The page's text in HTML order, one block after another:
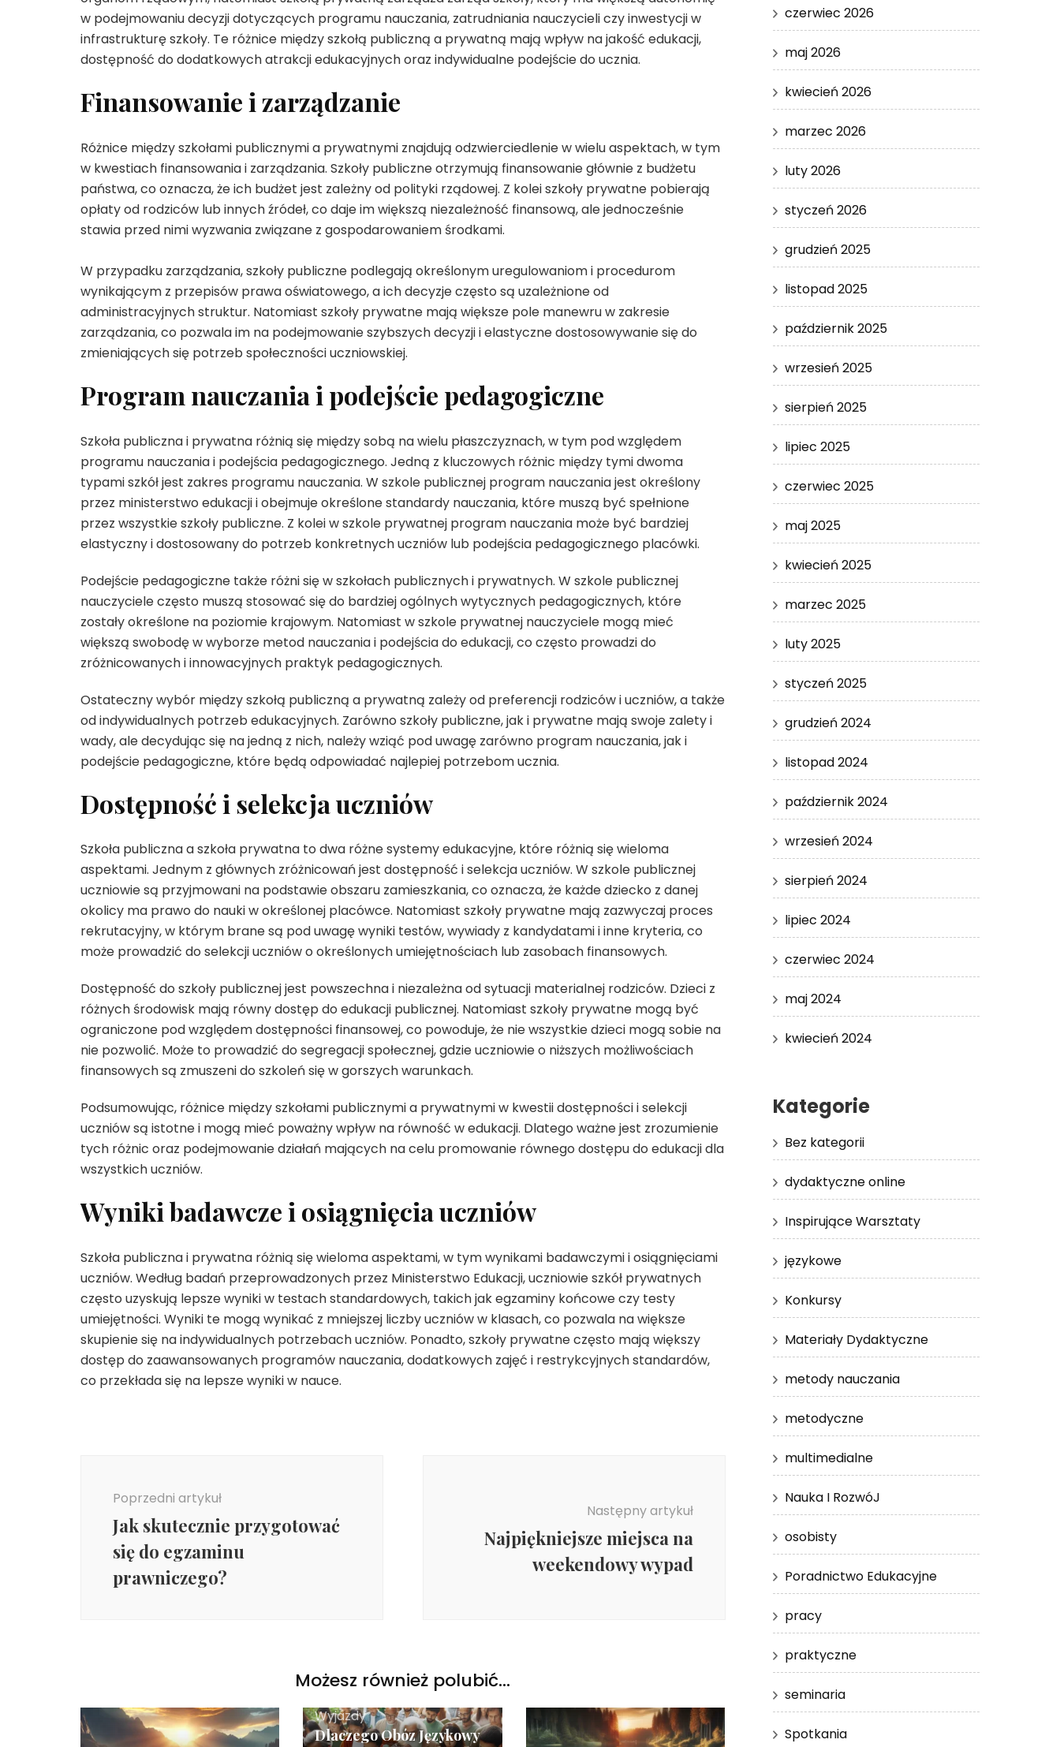
w podejmowaniu decyzji dotyczących programu nauczania, zatrudniania nauczycieli czy inwestycji w
infrastrukturę szkoły. Te różnice między szkołą publiczną a prywatną mają wpływ na jakość edukacji,
dostępność do dodatkowych atrakcji edukacyjnych oraz indywidualne podejście do ucznia.
Finansowanie i zarządzanie
Różnice między szkołami publicznymi a prywatnymi znajdują odzwierciedlenie w wielu aspektach, w tym
w kwestiach finansowania i zarządzania. Szkoły publiczne otrzymują finansowanie głównie z budżetu
państwa, co oznacza, że ich budżet jest zależny od polityki rządowej. Z kolei szkoły prywatne pobierają
opłaty od rodziców lub innych źródeł, co daje im większą niezależność finansową, ale jednocześnie
stawia przed nimi wyzwania związane z gospodarowaniem środkami.
W przypadku zarządzania, szkoły publiczne podlegają określonym uregulowaniom i procedurom
wynikającym z przepisów prawa oświatowego, a ich decyzje często są uzależnione od
administracyjnych struktur. Natomiast szkoły prywatne mają większe pole manewru w zakresie
zarządzania, co pozwala im na podejmowanie szybszych decyzji i elastyczne dostosowywanie się do
zmieniających się potrzeb społeczności uczniowskiej.
Program nauczania i podejście pedagogiczne
Szkoła publiczna i prywatna różnią się między sobą na wielu płaszczyznach, w tym pod względem
programu nauczania i podejścia pedagogicznego. Jedną z kluczowych różnic między tymi dwoma
typami szkół jest zakres programu nauczania. W szkole publicznej program nauczania jest określony
przez ministerstwo edukacji i obejmuje określone standardy nauczania, które muszą być spełnione
przez wszystkie szkoły publiczne. Z kolei w szkole prywatnej program nauczania może być bardziej
elastyczny i dostosowany do potrzeb konkretnych uczniów lub podejścia pedagogicznego placówki.
Podejście pedagogiczne także różni się w szkołach publicznych i prywatnych. W szkole publicznej
nauczyciele często muszą stosować się do bardziej ogólnych wytycznych pedagogicznych, które
zostały określone na poziomie krajowym. Natomiast w szkole prywatnej nauczyciele mogą mieć
większą swobodę w wyborze metod nauczania i podejścia do edukacji, co często prowadzi do
zróżnicowanych i innowacyjnych praktyk pedagogicznych.
Ostateczny wybór między szkołą publiczną a prywatną zależy od preferencji rodziców i uczniów, a także
od indywidualnych potrzeb edukacyjnych. Zarówno szkoły publiczne, jak i prywatne mają swoje zalety i
wady, ale decydując się na jedną z nich, należy wziąć pod uwagę zarówno program nauczania, jak i
podejście pedagogiczne, które będą odpowiadać najlepiej potrzebom ucznia.
Dostępność i selekcja uczniów
Szkoła publiczna a szkoła prywatna to dwa różne systemy edukacyjne, które różnią się wieloma
aspektami. Jednym z głównych zróżnicowań jest dostępność i selekcja uczniów. W szkole publicznej
uczniowie są przyjmowani na podstawie obszaru zamieszkania, co oznacza, że każde dziecko z danej
okolicy ma prawo do nauki w określonej placówce. Natomiast szkoły prywatne mają zazwyczaj proces
rekrutacyjny, w którym brane są pod uwagę wyniki testów, wywiady z kandydatami i inne kryteria, co
może prowadzić do selekcji uczniów o określonych umiejętnościach lub zasobach finansowych.
Dostępność do szkoły publicznej jest powszechna i niezależna od sytuacji materialnej rodziców. Dzieci z
różnych środowisk mają równy dostęp do edukacji publicznej. Natomiast szkoły prywatne mogą być
ograniczone pod względem dostępności finansowej, co powoduje, że nie wszystkie dzieci mogą sobie na
nie pozwolić. Może to prowadzić do segregacji społecznej, gdzie uczniowie o niższych możliwościach
finansowych są zmuszeni do szkoleń się w gorszych warunkach.
Podsumowując, różnice między szkołami publicznymi a prywatnymi w kwestii dostępności i selekcji
uczniów są istotne i mogą mieć poważny wpływ na równość w edukacji. Dlatego ważne jest zrozumienie
tych różnic oraz podejmowanie działań mających na celu promowanie równego dostępu do edukacji dla
wszystkich uczniów.
Wyniki badawcze i osiągnięcia uczniów
Szkoła publiczna i prywatna różnią się wieloma aspektami, w tym wynikami badawczymi i osiągnięciami
uczniów. Według badań przeprowadzonych przez Ministerstwo Edukacji, uczniowie szkół prywatnych
często uzyskują lepsze wyniki w testach standardowych, takich jak egzaminy końcowe czy testy
umiejętności. Wyniki te mogą wynikać z mniejszej liczby uczniów w klasach, co pozwala na większe
skupienie się na indywidualnych potrzebach uczniów. Ponadto, szkoły prywatne często mają większy
dostęp do zaawansowanych programów nauczania, dodatkowych zajęć i restrykcyjnych standardów,
co przekłada się na lepsze wyniki w nauce.
Poprzedni artykuł
Jak skutecznie przygotować
się do egzaminu
prawniczego?
Następny artykuł
Najpiękniejsze miejsca na
weekendowy wypad
Możesz również polubić…
Wyjazdy
Dlaczego Obóz Językowy
czerwiec 2026
maj 2026
kwiecień 2026
marzec 2026
luty 2026
styczeń 2026
grudzień 2025
listopad 2025
październik 2025
wrzesień 2025
sierpień 2025
lipiec 2025
czerwiec 2025
maj 2025
kwiecień 2025
marzec 2025
luty 2025
styczeń 2025
grudzień 2024
listopad 2024
październik 2024
wrzesień 2024
sierpień 2024
lipiec 2024
czerwiec 2024
maj 2024
kwiecień 2024
Kategorie
Bez kategorii
dydaktyczne online
Inspirujące Warsztaty
językowe
Konkursy
Materiały Dydaktyczne
metody nauczania
metodyczne
multimedialne
Nauka I RozwóJ
osobisty
Poradnictwo Edukacyjne
pracy
praktyczne
seminaria
Spotkania